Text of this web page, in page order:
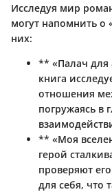
Исследуя мир
могут напомнить о
них:
** «Палач для
книга
отношения
погружаясь в
** «Моя
герой
проверяют
для себя, что